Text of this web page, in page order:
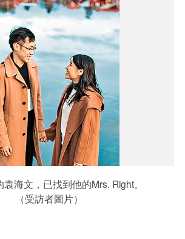
海文，已找到他的Mrs. Right。
（受訪者圖片）